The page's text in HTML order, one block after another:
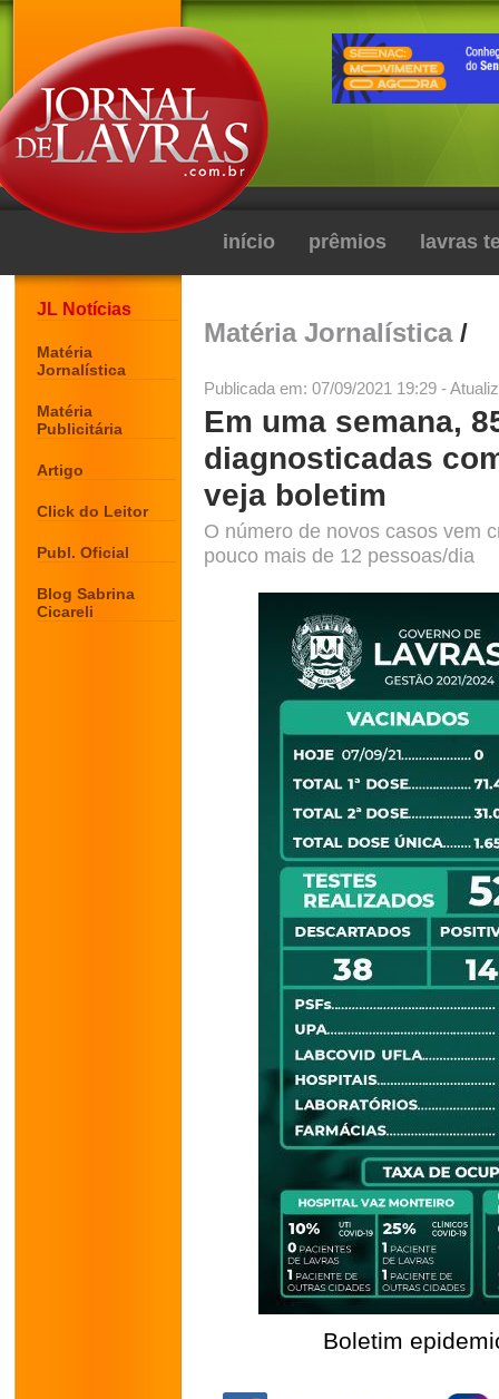
início prêmios lavras
JL Notícias
Matéria
Jornalística
Matéria
Publicitária
Artigo
Click do Leitor
Publ. Oficial
Blog Sabrina
Cicareli
Matéria Jornalística/
Publicada em: 07/09/2021 19:29 -
Em uma semana,
diagnosticadas
veja boletim
O número de novos casos vem
pouco mais de 12 pessoas/dia
Boletim